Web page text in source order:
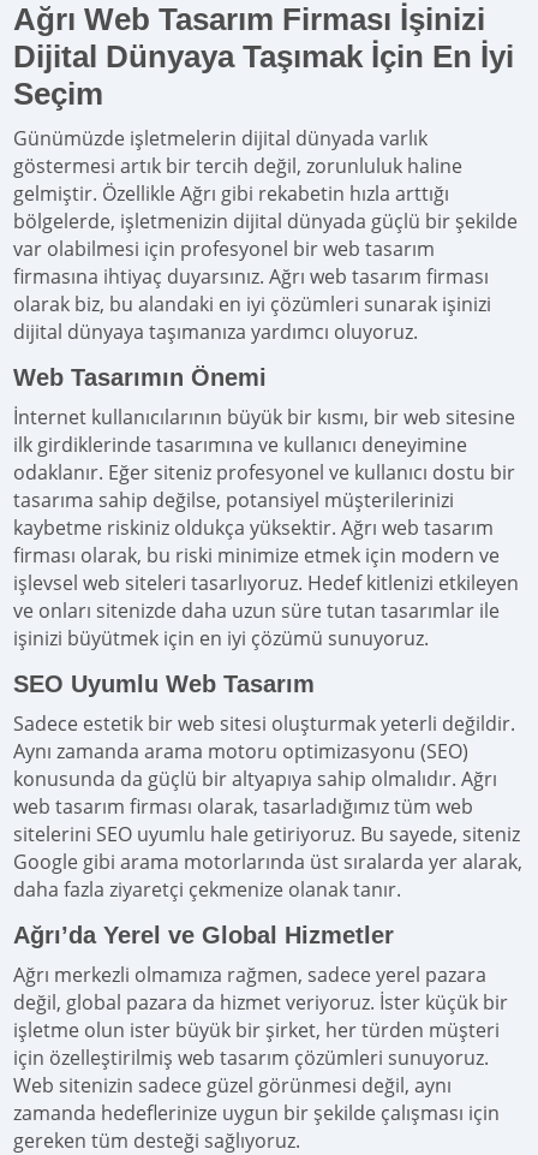
Ağrı Web Tasarım Firması İşinizi
Dijital Dünyaya Taşımak İçin En İyi
Seçim
Günümüzde işletmelerin dijital dünyada varlık
göstermesi artık bir tercih değil, zorunluluk haline
gelmiştir. Özellikle Ağrı gibi rekabetin hızla arttığı
bölgelerde, işletmenizin dijital dünyada güçlü bir şekilde
var olabilmesi için profesyonel bir web tasarım
firmasına ihtiyaç duyarsınız. Ağrı web tasarım firması
olarak biz, bu alandaki en iyi çözümleri sunarak işinizi
dijital dünyaya taşımanıza yardımcı oluyoruz.
Web Tasarımın Önemi
İnternet kullanıcılarının büyük bir kısmı, bir web sitesine
ilk girdiklerinde tasarımına ve kullanıcı deneyimine
odaklanır. Eğer siteniz profesyonel ve kullanıcı dostu bir
tasarıma sahip değilse, potansiyel müşterilerinizi
kaybetme riskiniz oldukça yüksektir. Ağrı web tasarım
firması olarak, bu riski minimize etmek için modern ve
işlevsel web siteleri tasarlıyoruz. Hedef kitlenizi etkileyen
ve onları sitenizde daha uzun süre tutan tasarımlar ile
işinizi büyütmek için en iyi çözümü sunuyoruz.
SEO Uyumlu Web Tasarım
Sadece estetik bir web sitesi oluşturmak yeterli değildir.
Aynı zamanda arama motoru optimizasyonu (SEO)
konusunda da güçlü bir altyapıya sahip olmalıdır. Ağrı
web tasarım firması olarak, tasarladığımız tüm web
sitelerini SEO uyumlu hale getiriyoruz. Bu sayede, siteniz
Google gibi arama motorlarında üst sıralarda yer alarak,
daha fazla ziyaretçi çekmenize olanak tanır.
Ağrı’da Yerel ve Global Hizmetler
Ağrı merkezli olmamıza rağmen, sadece yerel pazara
değil, global pazara da hizmet veriyoruz. İster küçük bir
işletme olun ister büyük bir şirket, her türden müşteri
için özelleştirilmiş web tasarım çözümleri sunuyoruz.
Web sitenizin sadece güzel görünmesi değil, aynı
zamanda hedeflerinize uygun bir şekilde çalışması için
gereken tüm desteği sağlıyoruz.